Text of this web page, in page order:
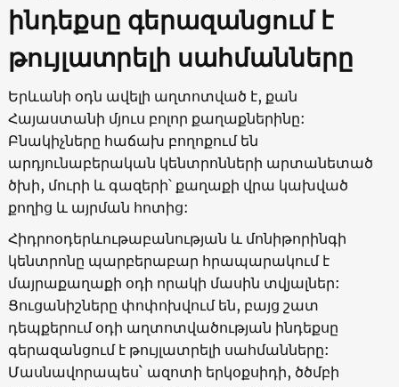
ինդեքսը գերազանցում է
թույլատրելի սահմանները
Երևանի օդն ավելի աղտոտված է, քան
Հայաստանի մյուս բոլոր քաղաքներինը:
Բնակիչները հաճախ բողոքում են
արդյունաբերական կենտրոնների արտանետած
ծխի, մուրի և գազերի՝ քաղաքի վրա կախված
քողից և այրման հոտից:
Հիդրոօդերևութաբանության և մոնիթորինգի
կենտրոնը պարբերաբար հրապարակում է
մայրաքաղաքի օդի որակի մասին տվյալներ:
Ցուցանիշները փոփոխվում են, բայց շատ
դեպքերում օդի աղտոտվածության ինդեքսը
գերազանցում է թույլատրելի սահմանները:
Մասնավորապես` ազոտի երկօքսիդի, ծծմբի